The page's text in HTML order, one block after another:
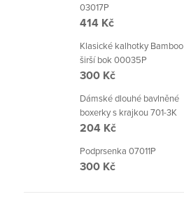
03017P
414 Kč
Klasické kalhotky Bamboo
širší bok 00035P
300 Kč
Dámské dlouhé bavlněné
boxerky s krajkou 701-3K
204 Kč
Podprsenka 07011P
300 Kč